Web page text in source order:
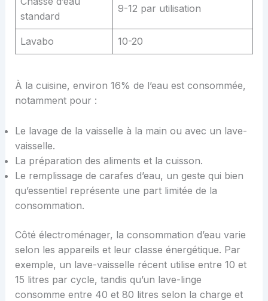
standard
9-12 par utilisation
Lavabo 10-20
À la cuisine, environ 16% de l’eau est consommée,
notamment pour :
Le lavage de la vaisselle à la main ou avec un lave-
vaisselle.
La préparation des aliments et la cuisson.
Le remplissage de carafes d’eau, un geste qui bien
qu’essentiel représente une part limitée de la
consommation.
Côté électroménager, la consommation d’eau varie
selon les appareils et leur classe énergétique. Par
exemple, un lave-vaisselle récent utilise entre 10 et
15 litres par cycle, tandis qu’un lave-linge
consomme entre 40 et 80 litres selon la charge et